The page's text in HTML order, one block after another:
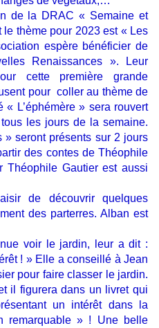
de la DRAC « Semaine et
thème pour 2023 est « Les
espère bénéficier de
Renaissances ». Leur
cette première grande
pour coller au thème de
L’éphémère » sera rouvert
les jours de la semaine.
seront présents sur 2 jours
des contes de Théophile
Théophile Gautier est aussi
de découvrir quelques
des parterres. Alban est
voir le jardin, leur a dit :
! » Elle a conseillé à Jean
pour faire classer le jardin.
il figurera dans un livret qui
un intérêt dans la
remarquable » ! Une belle